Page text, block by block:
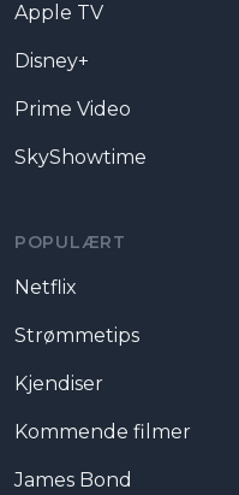
Apple TV
Disney+
Prime Video
SkyShowtime
POPULÆRT
Netflix
Strømmetips
Kjendiser
Kommende filmer
James Bond